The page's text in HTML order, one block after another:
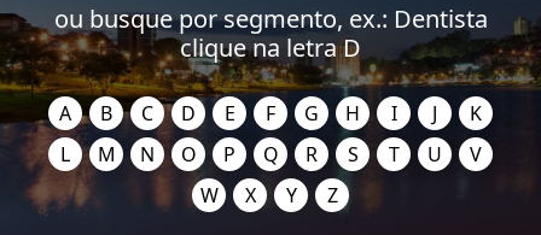
ou busque por segmento, ex.: Dentista
clique na letra D
A B C D E F G H I J
K
L
M N O P Q R S T U
V
W
X Y Z